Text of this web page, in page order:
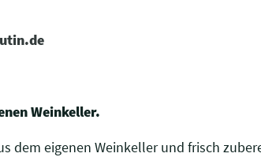
Weinkeller.
dem eigenen Weinkeller und frisch